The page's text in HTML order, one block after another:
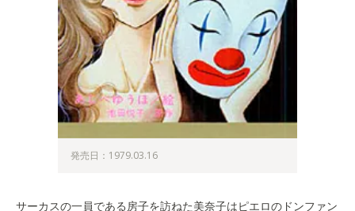
発売日：1979.03.16
サーカスの一員である房子を訪ねた美奈子はピエロのドンファン